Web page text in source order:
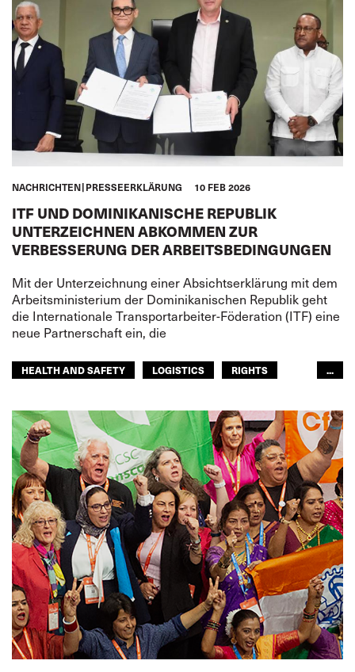
NACHRICHTEN PRESSEERKLÄRUNG 10 FEB 2026
ITF UND DOMINIKANISCHE REPUBLIK
UNTERZEICHNEN ABKOMMEN ZUR
VERBESSERUNG DER ARBEITSBEDINGUNGEN
Mit der Unterzeichnung einer Absichtserklärung mit dem
Arbeitsministerium der Dominikanischen Republik geht
die Internationale Transportarbeiter-Föderation (ITF) eine
neue Partnerschaft ein, die
HEALTH AND SAFETY LOGISTICS
RIGHTS
LATEINAMERIKA
...